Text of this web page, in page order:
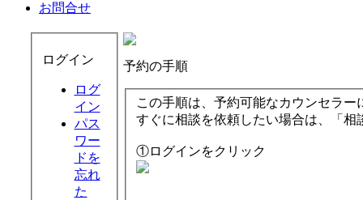
お問合せ
ログイン
ログ
イン
パス
ワー
ドを
忘れ
た
予約の手順
この手順は、予約可能なカウンセラ
すぐに相談を依頼したい場合は、「相
①ログインをクリック